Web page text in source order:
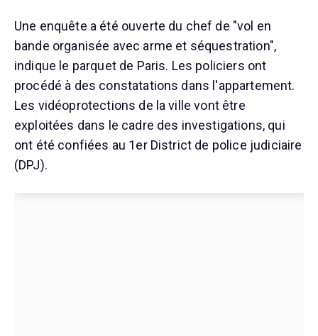
Une enquête a été ouverte du chef de "vol en
bande organisée avec arme et séquestration",
indique le parquet de Paris. Les policiers ont
procédé à des constatations dans l'appartement.
Les vidéoprotections de la ville vont être
exploitées dans le cadre des investigations, qui
ont été confiées au 1er District de police judiciaire
(DPJ).